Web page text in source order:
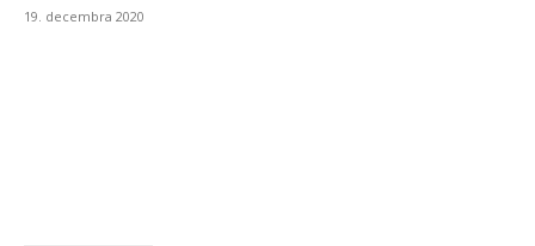
19. decembra 2020